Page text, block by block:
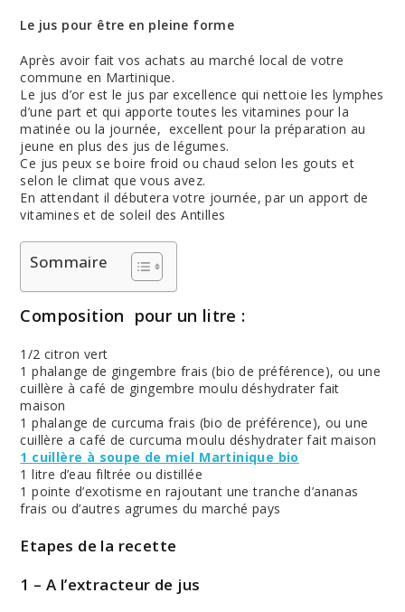
Le jus pour être en pleine forme
Après avoir fait vos achats au marché local de votre
commune en Martinique.
Le jus d’or est le jus par excellence qui nettoie les lymphes
d’une part et qui apporte toutes les vitamines pour la
matinée ou la journée, excellent pour la préparation au
jeune en plus des jus de légumes.
Ce jus peux se boire froid ou chaud selon les gouts et
selon le climat que vous avez.
En attendant il débutera votre journée, par un apport de
vitamines et de soleil des Antilles
Sommaire
Composition pour un litre :
1/2 citron vert
1 phalange de gingembre frais (bio de préférence), ou une
cuillère à café de gingembre moulu déshydrater fait
maison
1 phalange de curcuma frais (bio de préférence), ou une
cuillère a café de curcuma moulu déshydrater fait maison
1 cuillère à soupe de miel Martinique bio
1 litre d’eau filtrée ou distillée
1 pointe d’exotisme en rajoutant une tranche d’ananas
frais ou d’autres agrumes du marché pays
Etapes de la recette
1 – A l’extracteur de jus